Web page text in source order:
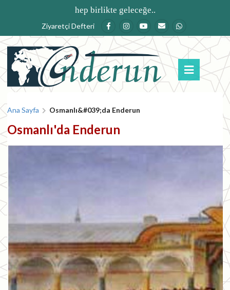
hep birlikte geleceğe..
Ziyaretçi Defteri
Buradasınız
Ana Sayfa Osmanlı&#039;da Enderun
Osmanlı'da Enderun